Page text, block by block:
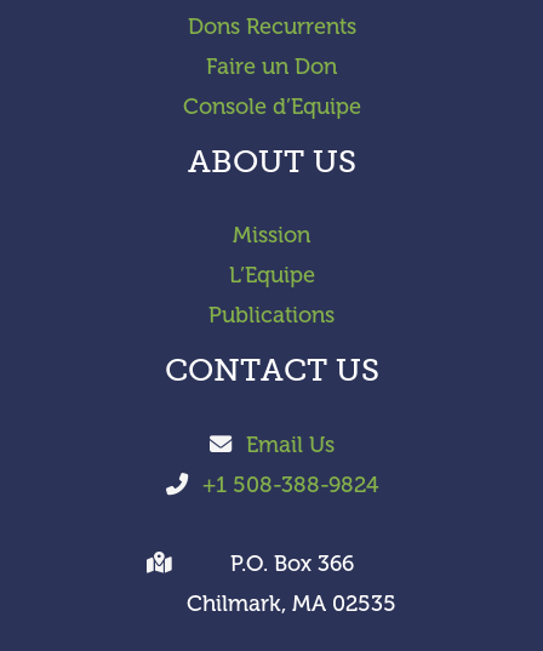
Dons Recurrents
Faire un Don
Console d’Equipe
ABOUT US
Mission
L’Equipe
Publications
CONTACT US
Email Us
+1 508-388-9824
P.O. Box 366
Chilmark, MA 02535